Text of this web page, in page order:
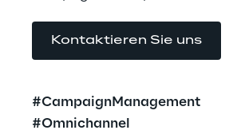
Kontaktieren Sie uns
#CampaignManagement
#Omnichannel